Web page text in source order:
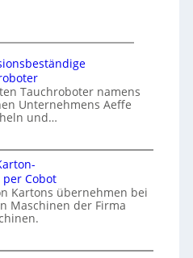
Tauchroboter namens
Unternehmens Aeffe
und…
Cobot
Kartons übernehmen bei
Maschinen der Firma